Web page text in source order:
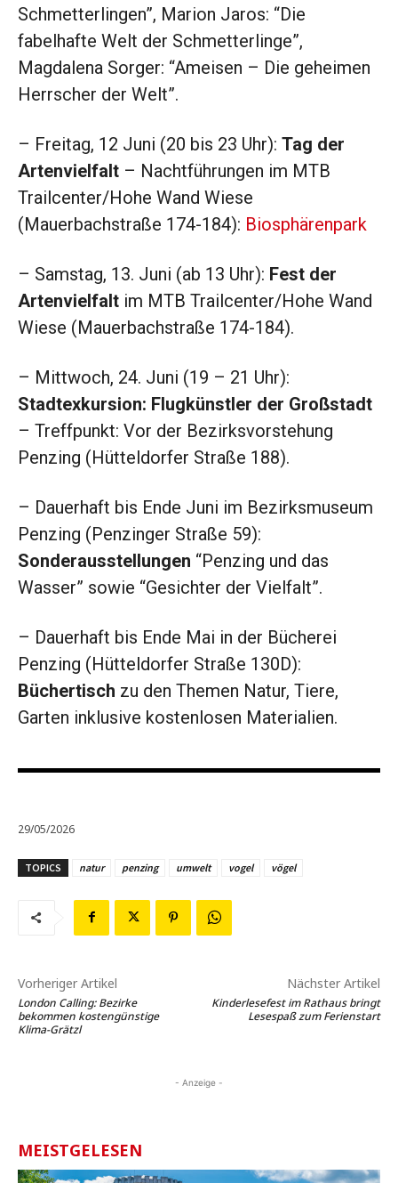
Schmetterlingen”, Marion Jaros: “Die
fabelhafte Welt der Schmetterlinge”,
Magdalena Sorger: “Ameisen – Die geheimen
Herrscher der Welt”.
– Freitag, 12 Juni (20 bis 23 Uhr): Tag der
Artenvielfalt – Nachtführungen im MTB
Trailcenter/Hohe Wand Wiese
(Mauerbachstraße 174-184): Biosphärenpark
– Samstag, 13. Juni (ab 13 Uhr): Fest der
Artenvielfalt im MTB Trailcenter/Hohe Wand
Wiese (Mauerbachstraße 174-184).
– Mittwoch, 24. Juni (19 – 21 Uhr):
Stadtexkursion: Flugkünstler der Großstadt
– Treffpunkt: Vor der Bezirksvorstehung
Penzing (Hütteldorfer Straße 188).
– Dauerhaft bis Ende Juni im Bezirksmuseum
Penzing (Penzinger Straße 59):
Sonderausstellungen “Penzing und das
Wasser” sowie “Gesichter der Vielfalt”.
– Dauerhaft bis Ende Mai in der Bücherei
Penzing (Hütteldorfer Straße 130D):
Büchertisch zu den Themen Natur, Tiere,
Garten inklusive kostenlosen Materialien.
29/05/2026
TOPICS natur penzing umwelt vogel vögel
Vorheriger Artikel
London Calling: Bezirke
bekommen kostengünstige
Klima-Grätzl
Nächster Artikel
Kinderlesefest im Rathaus bringt
Lesespaß zum Ferienstart
- Anzeige -
MEISTGELESEN